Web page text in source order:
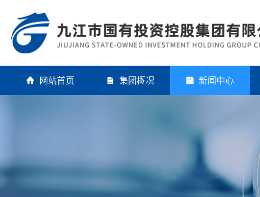
网站首页 集团概况 新闻中心